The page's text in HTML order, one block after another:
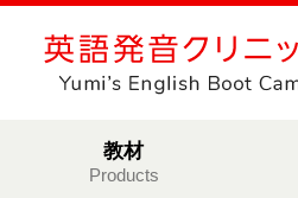
教材
Products